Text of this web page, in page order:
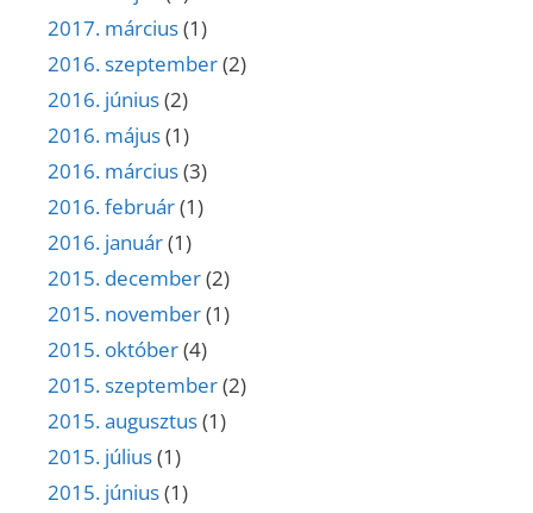
2017. március(1)
2016. szeptember(2)
2016. június(2)
2016. május(1)
2016. március(3)
2016. február(1)
2016. január(1)
2015. december(2)
2015. november(1)
2015. október(4)
2015. szeptember(2)
2015. augusztus(1)
2015. július(1)
2015. június(1)